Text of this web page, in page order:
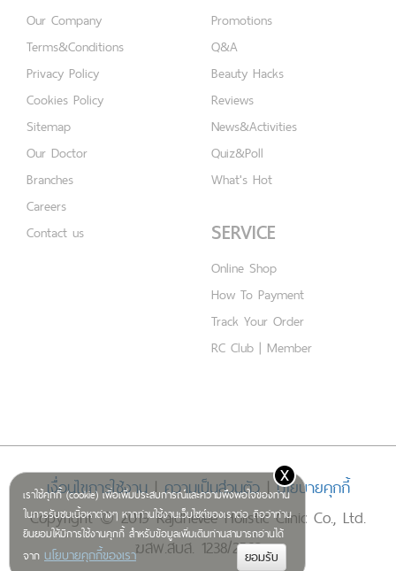
เราใช้คุกกี้ (cookie) เพื่อเพิ่มประสบการณ์และความพึงพอใจของท่าน
ในการรับชมเนื้อหาต่างๆ หากท่านใช้งานเว็บไซต์ของเราต่อ ถือว่าท่าน
ยินยอมให้มีการใช้งานคุกกี้ สำหรับข้อมูลเพิ่มเติมท่านสามารถอ่านได้
จาก นโยบายคุกกี้ของเรา
x
Our Company
Terms&Conditions
Privacy Policy
Cookies Policy
Sitemap
Our Doctor
Branches
Careers
Contact us
Promotions
Q&A
Beauty Hacks
Reviews
News&Activities
Quiz&Poll
What's Hot
SERVICE
Online Shop
How To Payment
Track Your Order
RC Club | Member
เงื่อนไขการใช้งาน|ความเป็นส่วนตัว|นโยบายคุกกี้
Copyright © 2019 Rajdhevee Holistic Clinic Co., Ltd.
ฆสพ.สบส. 1238/2562